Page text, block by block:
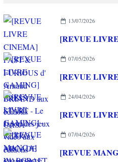
13/07/2026
07/05/2026
24/04/2026
07/04/2026